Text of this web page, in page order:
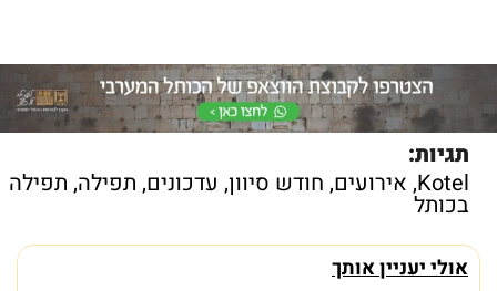
תגיות:
Kotel
, אירועים, חודש סיוון, עדכונים, תפילה, תפילה
בכותל
אולי יעניין אותך